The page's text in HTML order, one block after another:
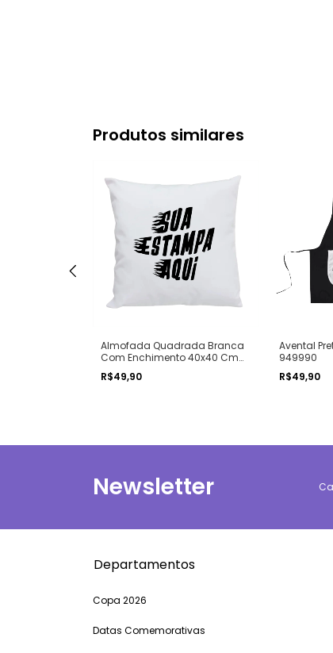
Produtos similares
Almofada Quadrada Branca
Com Enchimento 40x40 Cm
Ref 919125-1
R$49,90
Avental
949990
R$49,90
Newsletter
Departamentos
Copa 2026
Datas Comemorativas